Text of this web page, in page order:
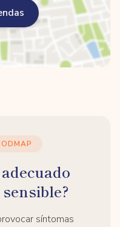
síntomas